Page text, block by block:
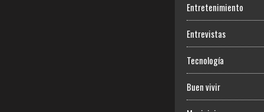
Entretenimiento
Entrevistas
Tecnología
Buen vivir